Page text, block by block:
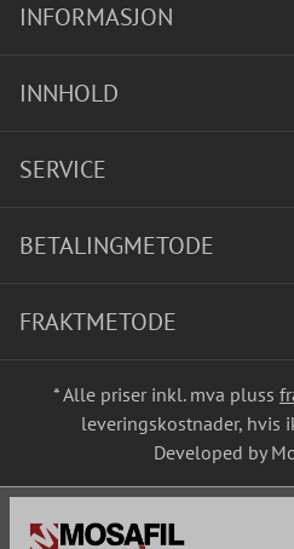
INFORMASJON
INNHOLD
SERVICE
BETALINGMETODE
FRAKTMETODE
* Alle priser inkl. mva pluss
leveringskostnader, hvis
Developed by